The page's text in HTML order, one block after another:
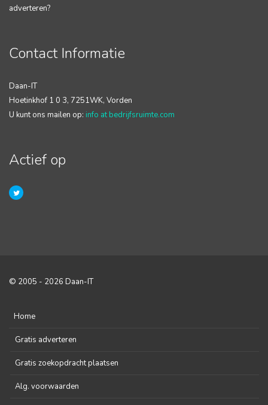
adverteren?
Contact Informatie
Daan-IT
Hoetinkhof 1 0 3, 7251WK, Vorden
U kunt ons mailen op: info at bedrijfsruimte.com
Actief op
© 2005 - 2026 Daan-IT
Home
Gratis adverteren
Gratis zoekopdracht plaatsen
Alg. voorwaarden